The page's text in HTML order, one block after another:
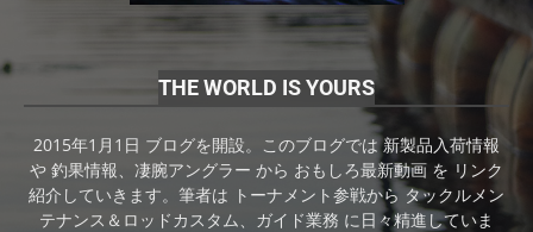
THE WORLD IS YOURS
2015年1月1日 ブログを開設。このブログでは 新製品入荷情報
や 釣果情報、凄腕アングラー から おもしろ最新動画 を リンク
紹介していきます。筆者は トーナメント参戦から タックルメン
テナンス＆ロッドカスタム、ガイド業務 に日々精進していま